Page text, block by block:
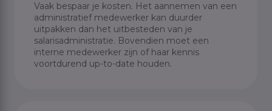
Vaak bespaar je kosten. Het aannemen van een
administratief medewerker kan duurder
uitpakken dan het uitbesteden van je
salarisadministratie. Bovendien moet een
interne medewerker zijn of haar kennis
voortdurend up-to-date houden.